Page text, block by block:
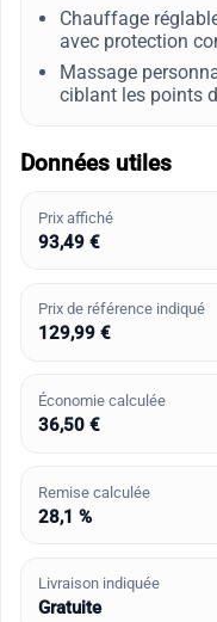
Chauffage
avec protection
Massage
ciblant les points
Données utiles
Prix affiché
93,49 €
Prix de référence indiqué
129,99 €
Économie calculée
36,50 €
Remise calculée
28,1 %
Livraison indiquée
Gratuite